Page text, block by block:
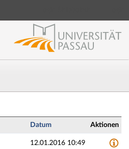
Datum Aktionen
12.01.2016 10:49